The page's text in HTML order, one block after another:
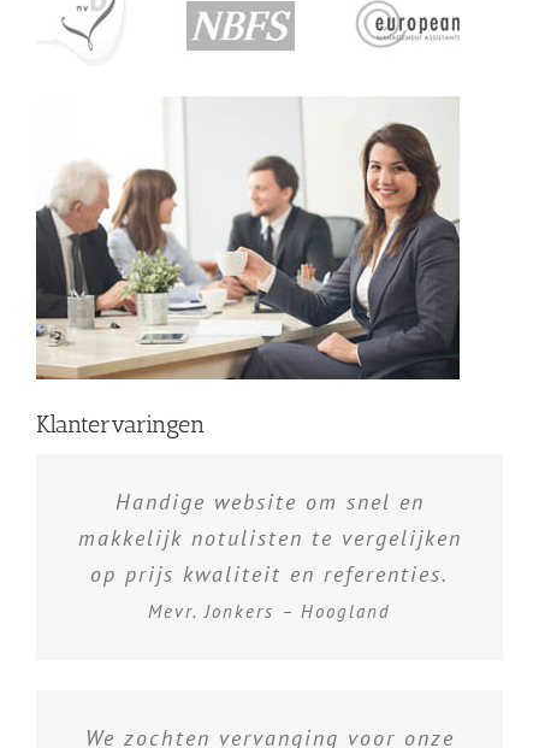
Klantervaringen
Handige website om snel en
makkelijk notulisten te vergelijken
op prijs kwaliteit en referenties.
Mevr. Jonkers – Hoogland
We zochten vervanging voor onze